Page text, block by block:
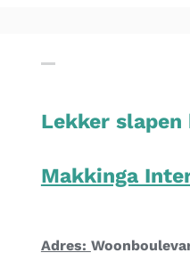
Lekker
Makkinga
Adres: